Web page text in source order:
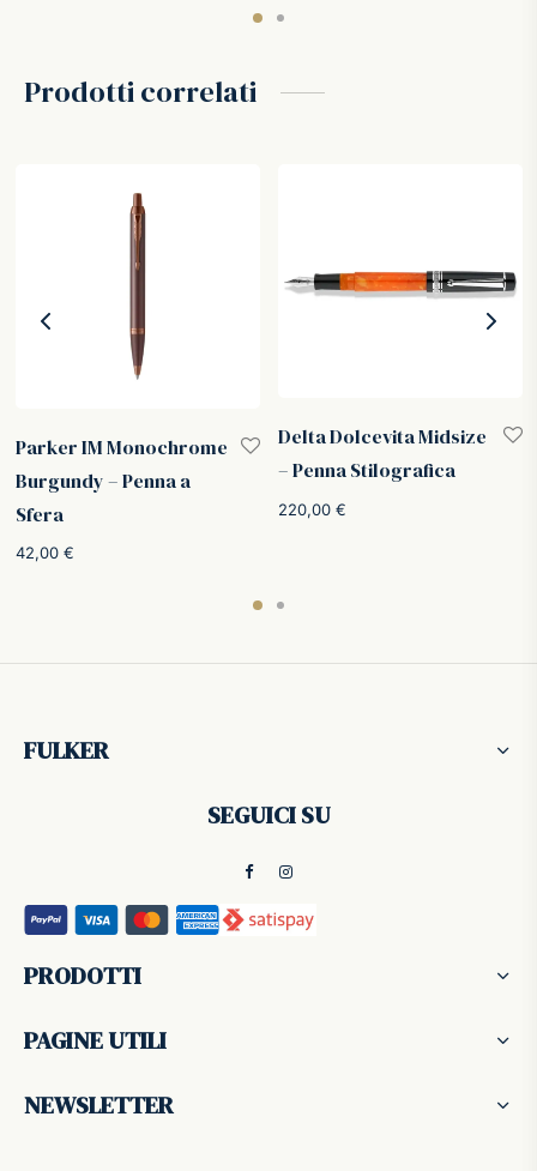
Prodotti correlati
Parker IM Monochrome
Burgundy – Penna a
Sfera
42,00 €
Delta Dolcevita Midsize
– Penna Stilografica
220,00 €
FULKER
SEGUICI SU
PRODOTTI
PAGINE UTILI
NEWSLETTER